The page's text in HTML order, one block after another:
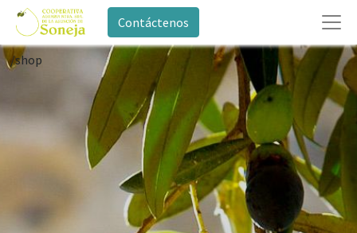
Contáctenos
/shop